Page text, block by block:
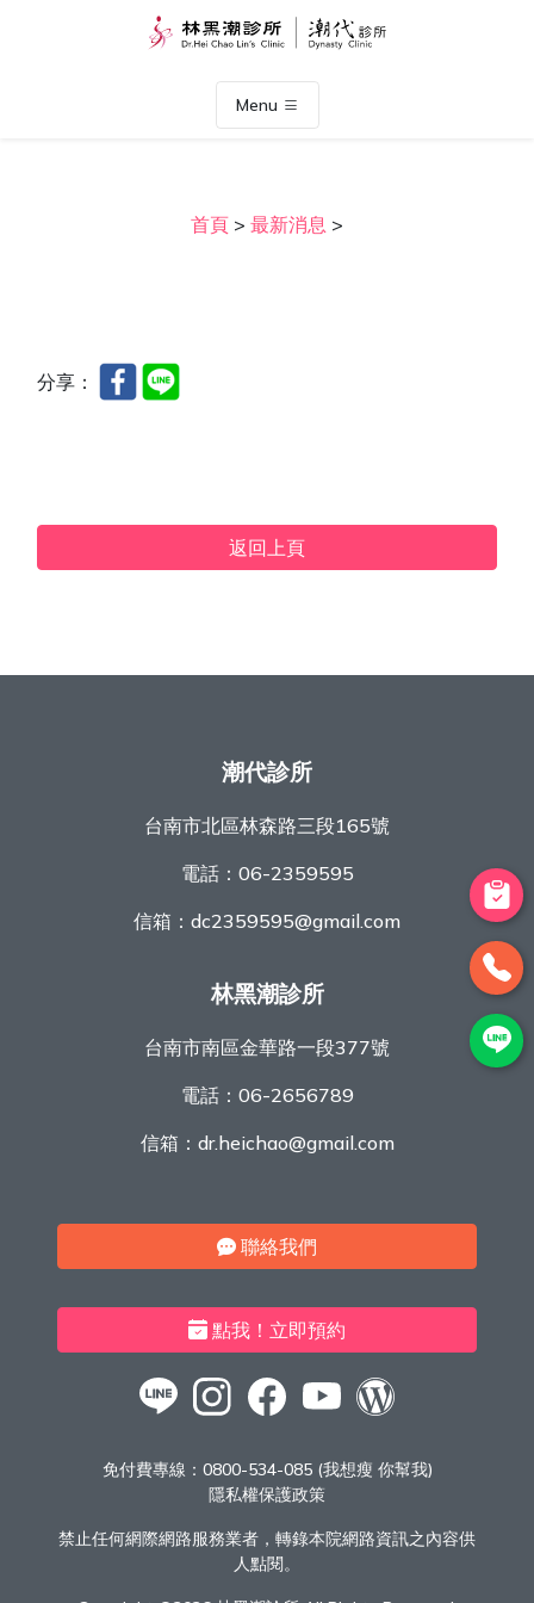
Menu
首頁 > 最新消息 >
分享：
返回上頁
潮代診所
台南市北區林森路三段165號
電話： 06-2359595
信箱： dc2359595@gmail.com
林黑潮診所
台南市南區金華路一段377號
電話： 06-2656789
信箱： dr.heichao@gmail.com
聯絡我們
點我！立即預約
免付費專線： 0800-534-085 (我想瘦 你幫我)
隱私權保護政策
禁止任何網際網路服務業者，轉錄本院網路資訊之內容供
人點閱。